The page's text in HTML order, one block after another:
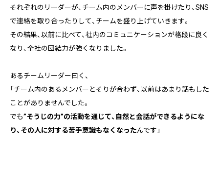
それぞれのリーダーが、チーム内のメンバーに声を掛けたり、SNS
で連絡を取り合ったりして、チームを盛り上げていきます。
その結果、以前に比べて、社内のコミュニケーションが格段に良く
なり、全社の団結力が強くなりました。
あるチームリーダー曰く、
「チーム内のあるメンバーとそりが合わず、以前はあまり話もした
ことがありませんでした。
でも”そうじの力”の活動を通じて、自然と会話ができるようにな
り、その人に対する苦手意識もなくなったんです」